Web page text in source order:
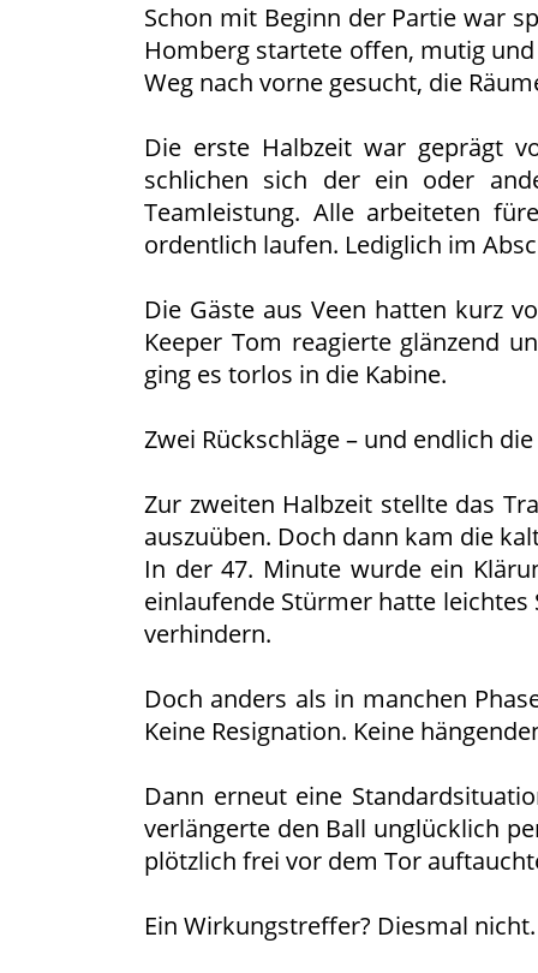
Schon mit Beginn der Partie war
Homberg startete offen, mutig
Weg nach vorne gesucht, die
Die erste Halbzeit war geprägt
schlichen sich der ein oder
Teamleistung. Alle arbeiteten
ordentlich laufen. Lediglich im
Die Gäste aus Veen hatten kurz
Keeper Tom reagierte glänzend
ging es torlos in die Kabine.
Zwei Rückschläge – und endlich
Zur zweiten Halbzeit stellte das
auszuüben. Doch dann kam die
In der 47. Minute wurde ein
einlaufende Stürmer hatte
verhindern.
Doch anders als in manchen
Keine Resignation. Keine
Dann erneut eine
verlängerte den Ball unglücklich
plötzlich frei vor dem Tor
Ein Wirkungstreffer? Diesmal nicht.